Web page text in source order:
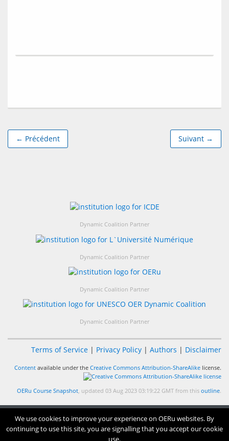
← Précédent Suivant →
Dynamic Coalition Partner
Dynamic Coalition Partner
Dynamic Coalition Partner
Dynamic Coalition Partner
Terms of Service | Privacy Policy | Authors | Disclaimer
Content available under the Creative Commons Attribution-ShareAlike license.
OERu Course Snapshot , updated 03 Aug 2023 03:19:22 GMT from this outline.
We use cookies to improve your experience on OERu websites. By
continuing to use this site, you are signalling that you accept our cookie
use.